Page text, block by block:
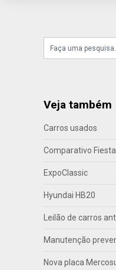
Veja também
Carros usados
Comparativo
ExpoClassic
Hyundai HB20
Leilão de carros
Manutenção
Nova placa